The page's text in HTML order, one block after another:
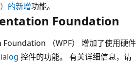
的新增功能。
Foundation
（WPF） 增加了使用硬件
控件的功能。 有关详细信息，请